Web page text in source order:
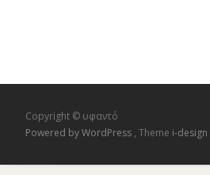
Copyright © υφαντό
Powered by WordPress , Theme i-design